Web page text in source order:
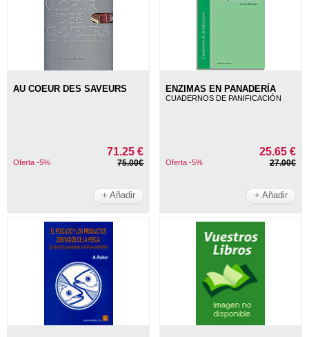
AU COEUR DES SAVEURS
71.25 €
Oferta -5% 75.00€
+ Añadir
ENZIMAS EN PANADERÍA
CUADERNOS DE PANIFICACIÓN
25.65 €
Oferta -5% 27.00€
+ Añadir